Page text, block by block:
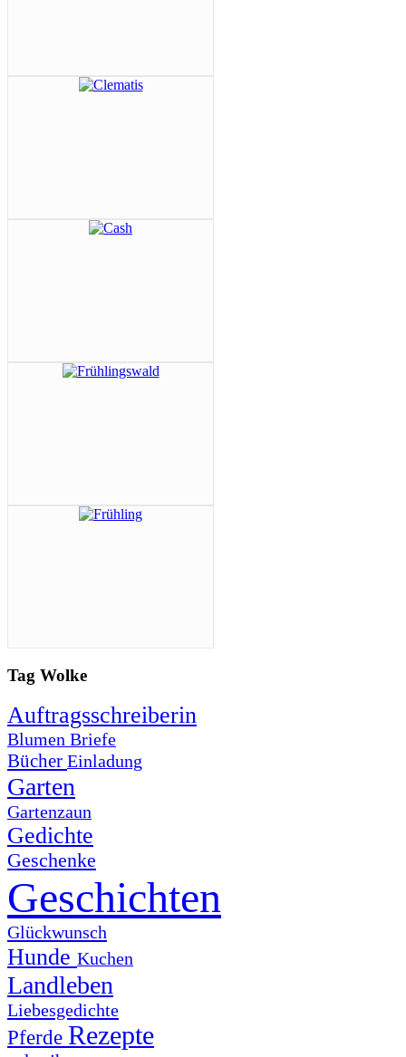
Tag Wolke
Auftragsschreiberin
Blumen Briefe
Bücher Einladung
Garten
Gartenzaun
Gedichte
Geschenke
Geschichten
Glückwunsch
Hunde Kuchen
Landleben
Liebesgedichte
Pferde Rezepte